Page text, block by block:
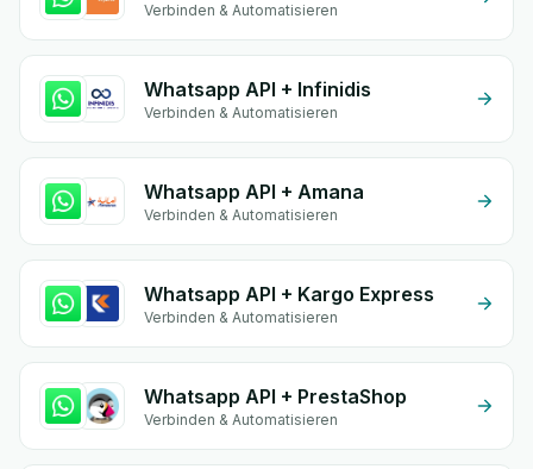
Verbinden & Automatisieren
Whatsapp API + Infinidis
Verbinden & Automatisieren
Whatsapp API + Amana
Verbinden & Automatisieren
Whatsapp API + Kargo Express
Verbinden & Automatisieren
Whatsapp API + PrestaShop
Verbinden & Automatisieren